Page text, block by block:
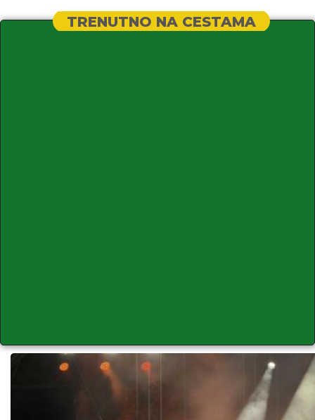
TRENUTNO NA CESTAMA